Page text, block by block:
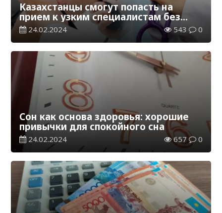
Казахстанцы смогут попасть на
прием к узким специалистам без
направления терапевта
24.02.2024 543 0
Сон как основа здоровья: хорошие
привычки для спокойного сна
24.02.2024 657 0